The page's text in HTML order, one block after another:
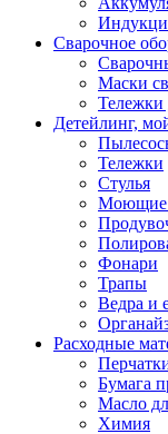
Сварочное
Маски
Тележки
Детейлинг,
Тележки
Стулья
Моющие
Фонари
Трапы
Ведра и
Расходные
Бумага
Масло
Химия